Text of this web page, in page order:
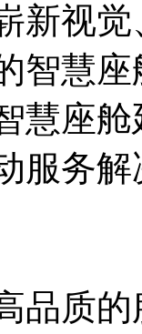
新视
智慧
慧座
服务
品质